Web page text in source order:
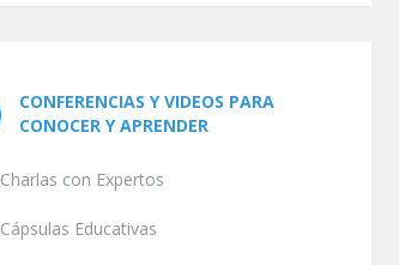
CONFERENCIAS Y VIDEOS PARA
CONOCER Y APRENDER
Charlas con Expertos
Cápsulas Educativas